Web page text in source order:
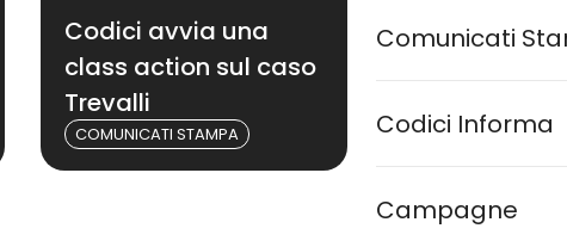
Codici avvia una
class action sul caso
Trevalli
COMUNICATI STAMPA
Comunicati
Codici Informa
Campagne